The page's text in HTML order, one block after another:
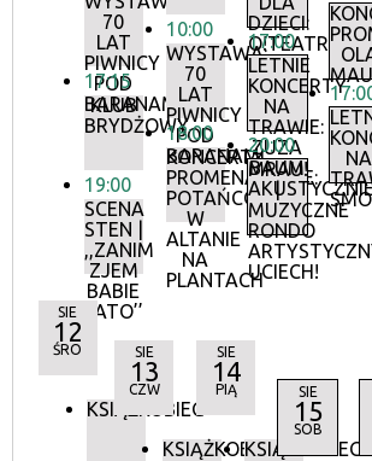
70
LAT
PIWNICY
POD
BARANAMI
17:15
KLUB
BRYDŻOWY
19:00
SCENA
STEN |
,,ZANIM
ZJEM
BABIE
LATO’’
10:00
WYSTAWA:
70
LAT
PIWNICY
POD
BARANAMI
18:00
KONCERTY
PROMENADOWE:
POTAŃCÓWKA
W
ALTANIE
NA
PLANTACH
DZIECI:
O!TEATR
17:00
LETNIE
KONCERTY
NA
TRAWIE:
ZUZA
BAUM
20:00
MRAU!
|
MUZYCZNE
RONDO
UCIECH!
NA
SIE
12
ŚRO
KSIĄŻKOBIEG
SIE
13
CZW
KSIĄŻKOBIEG
SIE
14
PIĄ
KSIĄŻKOBIEG
SIE
15
SOB